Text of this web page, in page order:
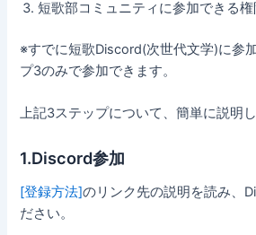
短歌部コミュニティに参加できる
※すでに短歌Discord(次世代文学)に参
プ3のみで参加できます。
上記3ステップについて、簡単に説明
1.Discord参加
[登録方法]のリンク先の説明を読み、
ださい。